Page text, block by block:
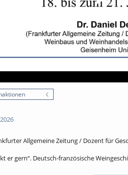
Allgemeine Zeitung / Dozent für
er gern“. Deutsch-französische